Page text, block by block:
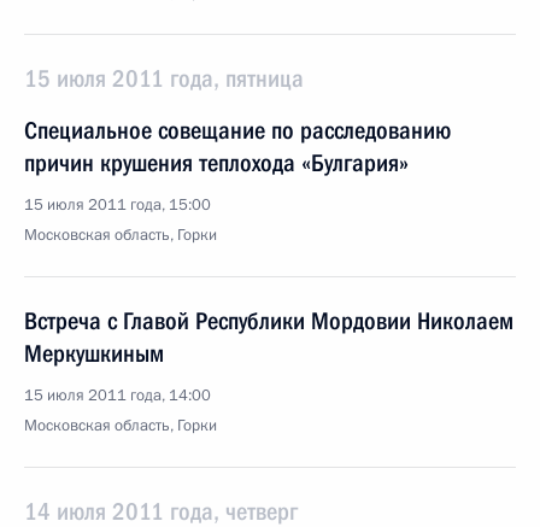
15 июля 2011 года, пятница
Специальное совещание по расследованию
причин крушения теплохода «Булгария»
15 июля 2011 года, 15:00
Московская область, Горки
Встреча с Главой Республики Мордовии Николаем
Меркушкиным
15 июля 2011 года, 14:00
Московская область, Горки
14 июля 2011 года, четверг